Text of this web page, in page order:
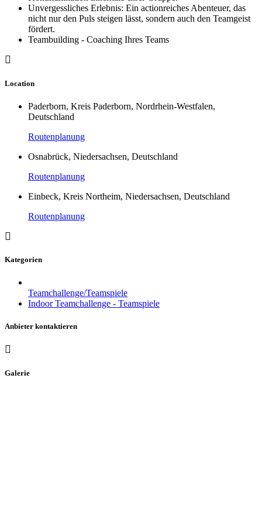
Unvergessliches Erlebnis: Ein actionreiches Abenteuer, das
nicht nur den Puls steigen lässt, sondern auch den Teamgeist
fördert.
Teambuilding - Coaching Ihres Teams
Location
Paderborn, Kreis Paderborn, Nordrhein-Westfalen,
Deutschland
Routenplanung
Osnabrück, Niedersachsen, Deutschland
Routenplanung
Einbeck, Kreis Northeim, Niedersachsen, Deutschland
Routenplanung
Kategorien
Teamchallenge/Teamspiele
Indoor Teamchallenge - Teamspiele
Anbieter kontaktieren
Galerie